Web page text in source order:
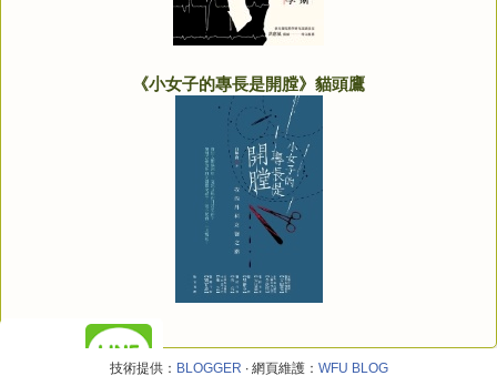
《小女子的專長是開膛》貓頭鷹
技術提供： BLOGGER ‧ 網頁維護： WFU BLOG